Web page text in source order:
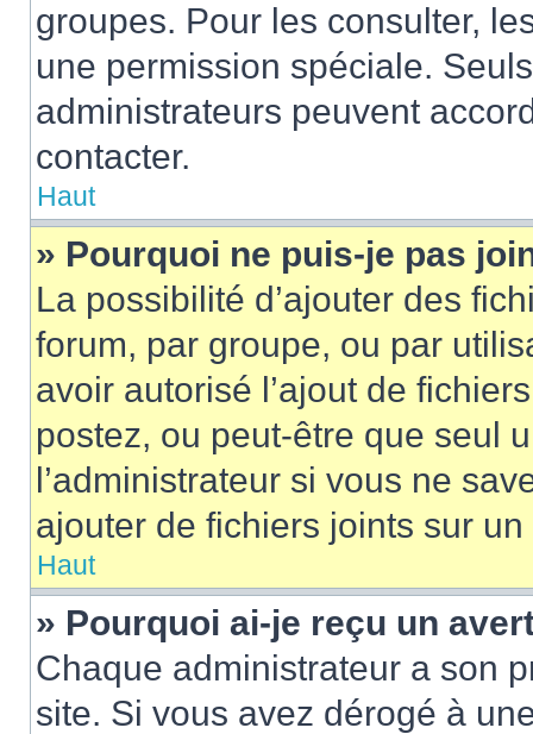
groupes. Pour les consulter,
une permission spéciale.
administrateurs peuvent
contacter.
Haut
» Pourquoi ne puis-je pas
La possibilité d’ajouter des
forum, par groupe, ou par
avoir autorisé l’ajout de
postez, ou peut-être que seul
l’administrateur si vous ne
ajouter de fichiers joints sur un
Haut
» Pourquoi ai-je reçu un
Chaque administrateur a son
site. Si vous avez dérogé à